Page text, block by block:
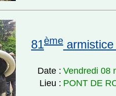
81ème
Date : Vendredi 08
Lieu : PONT DE